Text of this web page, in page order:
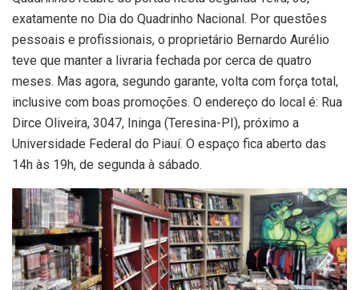
exatamente no Dia do Quadrinho Nacional. Por questões
pessoais e profissionais, o proprietário Bernardo Aurélio
teve que manter a livraria fechada por cerca de quatro
meses. Mas agora, segundo garante, volta com força total,
inclusive com boas promoções. O endereço do local é: Rua
Dirce Oliveira, 3047, Ininga (Teresina-PI), próximo a
Universidade Federal do Piauí. O espaço fica aberto das
14h às 19h, de segunda à sábado.